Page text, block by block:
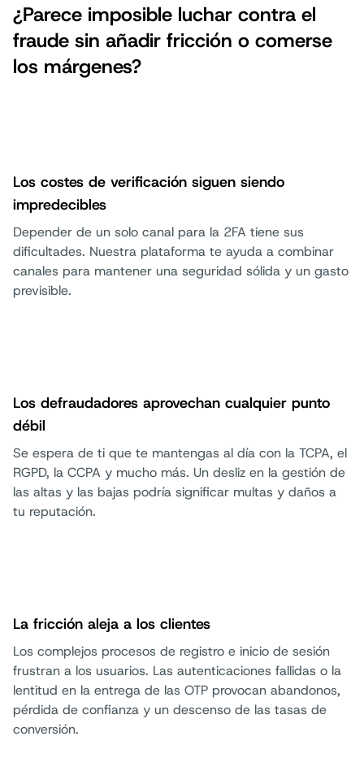
¿Parece imposible luchar contra el
fraude sin añadir fricción o comerse
los márgenes?
Los costes de verificación siguen siendo
impredecibles
Depender de un solo canal para la 2FA tiene sus
dificultades. Nuestra plataforma te ayuda a combinar
canales para mantener una seguridad sólida y un gasto
previsible.
Los defraudadores aprovechan cualquier punto
débil
Se espera de ti que te mantengas al día con la TCPA, el
RGPD, la CCPA y mucho más. Un desliz en la gestión de
las altas y las bajas podría significar multas y daños a
tu reputación.
La fricción aleja a los clientes
Los complejos procesos de registro e inicio de sesión
frustran a los usuarios. Las autenticaciones fallidas o la
lentitud en la entrega de las OTP provocan abandonos,
pérdida de confianza y un descenso de las tasas de
conversión.